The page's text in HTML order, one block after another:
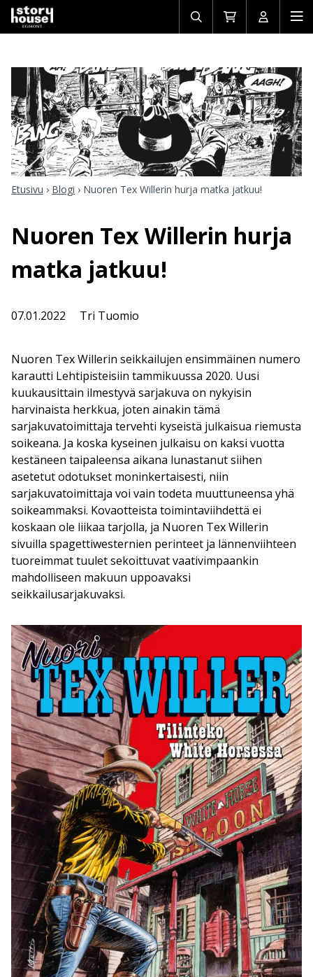
Avaa/sulje
haku
Siirry
ostoskoriin
Avaa/
Etusivu › Blogi › Nuoren Tex Willerin hurja matka jatkuu!
Nuoren Tex Willerin hurja
matka jatkuu!
07.01.2022 Tri Tuomio
Nuoren Tex Willerin seikkailujen ensimmäinen numero
karautti Lehtipisteisiin tammikuussa 2020. Uusi
kuukausittain ilmestyvä sarjakuva on nykyisin
harvinaista herkkua, joten ainakin tämä
sarjakuvatoimittaja tervehti kyseistä julkaisua riemusta
soikeana. Ja koska kyseinen julkaisu on kaksi vuotta
kestäneen taipaleensa aikana lunastanut siihen
asetetut odotukset moninkertaisesti, niin
sarjakuvatoimittaja voi vain todeta muuttuneensa yhä
soikeammaksi. Kovaotteista toimintaviihdettä ei
koskaan ole liikaa tarjolla, ja Nuoren Tex Willerin
sivuilla spagettiwesternien perinteet ja lännenviihteen
tuoreimmat tuulet sekoittuvat vaativimpaankin
mahdolliseen makuun uppoavaksi
seikkailusarjakuvaksi.